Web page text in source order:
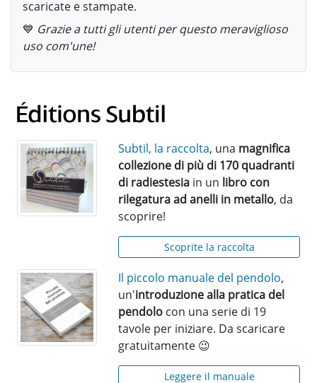
scaricate e stampate.
💙 Grazie a tutti gli utenti per questo meraviglioso
uso com'une!
Subtil, la raccolta, una magnifica
collezione di più di 170 quadranti
di radiestesia in un libro con
rilegatura ad anelli in metallo, da
scoprire!
Scoprite la raccolta
Il piccolo manuale del pendolo,
un'introduzione alla pratica del
pendolo con una serie di 19
tavole per iniziare. Da scaricare
gratuitamente 😉
Leggere il manuale